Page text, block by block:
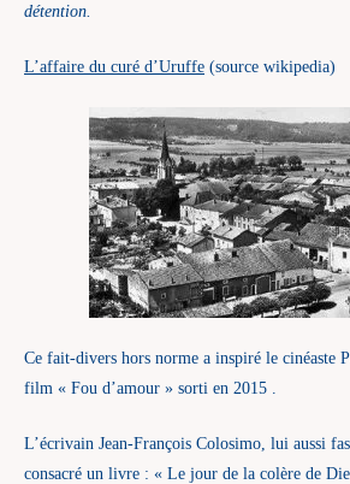
détention.
L’affaire du curé d’Uruffe (source wikipedia)
Ce fait-divers hors norme a inspiré le cinéaste
film « Fou d’amour » sorti en 2015 .
L’écrivain Jean-François Colosimo, lui aussi
consacré un livre : « Le jour de la colère de